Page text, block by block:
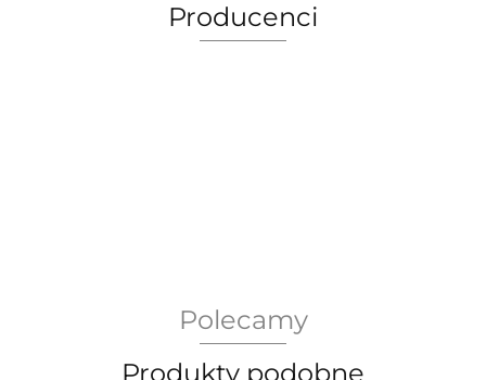
Producenci
Bergdala Glasbruk
Polecamy
Produkty podobne